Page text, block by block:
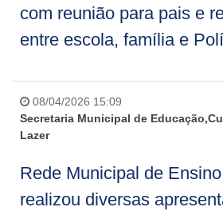
com reunião para pais e
entre escola, família e
08/04/2026 15:09
Secretaria Municipal de
Lazer
Rede Municipal de
realizou diversas